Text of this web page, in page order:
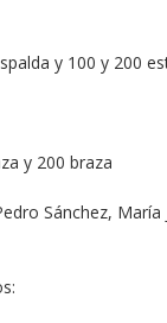
y 100 y 200
y 200 braza
Sánchez,